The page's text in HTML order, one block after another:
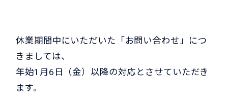
休業期間中にいただいた「お問い合わせ」につ
きましては、
年始1月6日（金）以降の対応とさせていただき
ます。